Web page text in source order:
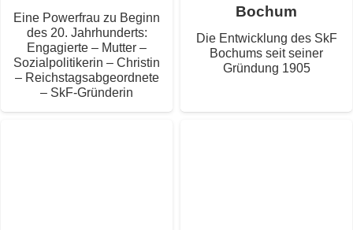
Eine Power­frau zu Beginn
des 20. Jahr­hun­derts:
Enga­gierte – Mut­ter –
Sozi­al­po­li­ti­ke­rin – Chris­tin
– Reichs­tags­ab­ge­ord­nete
– SkF-Gründerin
Bochum
Die Ent­wick­lung des SkF
Bochums seit sei­ner
Grün­dung 1905